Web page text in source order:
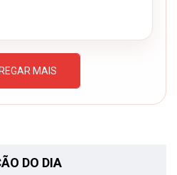
MAIS
DO DIA